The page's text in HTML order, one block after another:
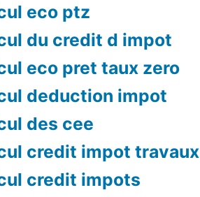
eco ptz
du credit d impot
eco pret taux zero
deduction impot
des cee
credit impot travaux
credit impots